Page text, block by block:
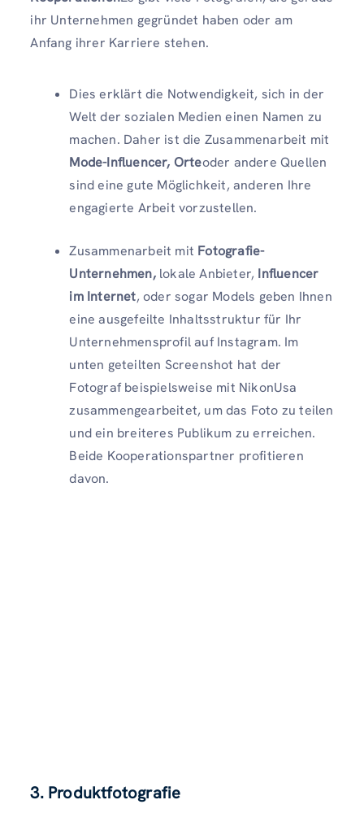
ihr Unternehmen gegründet haben oder am
Anfang ihrer Karriere stehen.
Dies erklärt die Notwendigkeit, sich in der
Welt der sozialen Medien einen Namen zu
machen. Daher ist die Zusammenarbeit mit
Mode-Influencer, Orteoder andere Quellen
sind eine gute Möglichkeit, anderen Ihre
engagierte Arbeit vorzustellen.
Zusammenarbeit mit Fotografie-
Unternehmen,lokale Anbieter, Influencer
im Internet, oder sogar Models geben Ihnen
eine ausgefeilte Inhaltsstruktur für Ihr
Unternehmensprofil auf Instagram. Im
unten geteilten Screenshot hat der
Fotograf beispielsweise mit NikonUsa
zusammengearbeitet, um das Foto zu teilen
und ein breiteres Publikum zu erreichen.
Beide Kooperationspartner profitieren
davon.
3. Produktfotografie